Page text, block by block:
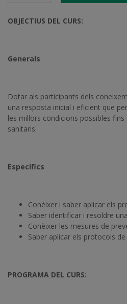
OBJECTIUS DEL CURS:
Generals
Dotar als participants dels
una resposta inicial i eficient que
les millors condicions possibles fins
sanitaris.
Específics
Conèixer i saber aplicar els
Saber identificar i resoldre
Conèixer les mesures de
Saber aplicar els protocols
PROGRAMA DEL CURS: